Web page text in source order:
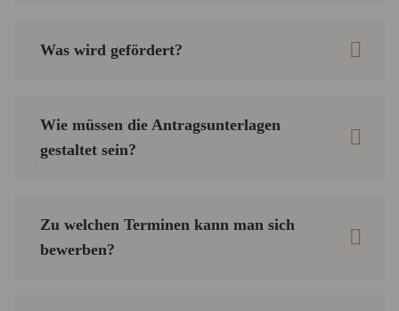
Was wird gefördert?
Wie müssen die Antragsunterlagen
gestaltet sein?
Zu welchen Terminen kann man sich
bewerben?